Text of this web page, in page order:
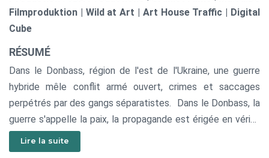
Filmproduktion | Wild at Art | Art House Traffic | Digital
Cube
RÉSUMÉ
Dans le Donbass, région de l'est de l'Ukraine, une guerre
hybride mêle conflit armé ouvert, crimes et saccages
perpétrés par des gangs séparatistes. Dans le Donbass, la
guerre s'appelle la paix, la propagande est érigée en vérité
et la haine prétend être l'amour. Un périple à travers le
Donbass, c’est un enchainement d’aventures folles, dans
Lire la suite